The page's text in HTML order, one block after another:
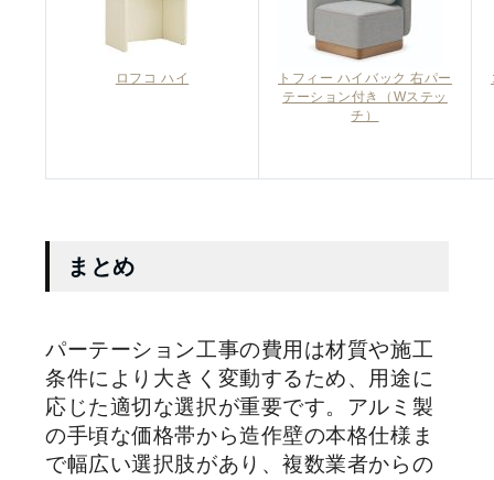
ロフコ ハイ
トフィー ハイバック 右パー
テーション付き（Wステッ
チ）
まとめ
パーテーション工事の費用は材質や施工
条件により大きく変動するため、用途に
応じた適切な選択が重要です。アルミ製
の手頃な価格帯から造作壁の本格仕様ま
で幅広い選択肢があり、複数業者からの